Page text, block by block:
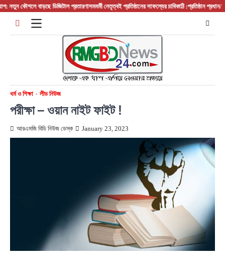
Skip বাড়ছে ডিজিটাল প্রতারণাসমমর্মী নেতৃত্বই প্রতিষ্ঠানের সাফল্যের চাবিকাঠি :প্রতিষ্ঠান প্রধান/ বস/
ধর্ম ও শিক্ষা লীড নিউজ
পরীক্ষা – ওয়ান নাইট ফাইট !
আরএমজি বিডি নিউজ ডেস্ক January 23, 2023